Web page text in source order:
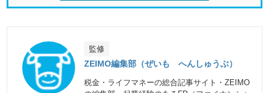
監修
ZEIMO編集部（ぜいも へんしゅうぶ）
税金・ライフマネーの総合記事サイト・ZEIMO